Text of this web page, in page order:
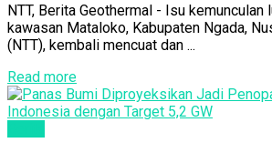
NTT, Berita Geothermal - Isu kemunculan
kawasan Mataloko, Kabupaten Ngada,
(NTT), kembali mencuat dan ...
Read more